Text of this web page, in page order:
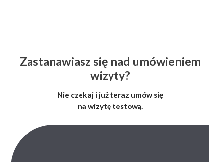
Zastanawiasz się nad umówieniem
wizyty?
Nie czekaj i już teraz umów się
na wizytę testową.